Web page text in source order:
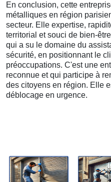
En conclusion, cette
métalliques en région
secteur. Elle expertise,
territorial et souci de bien-
qui a su le domaine du
sécurité, en positionnant le
préoccupations. C'est une
reconnue et qui participe à
des citoyens en région. Elle
déblocage en urgence.